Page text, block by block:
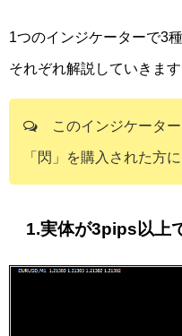
1つのインジケーターで3
それぞれ解説していきます
このインジケータ
「閃」を購入された方
1.実体が3pips以上